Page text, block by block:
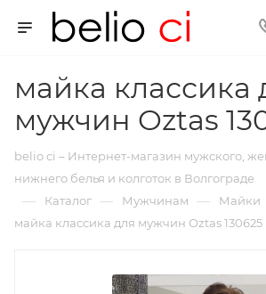
майка классика
мужчин Oztas
belio ci – Интернет-магазин мужского,
нижнего белья и колготок в Волгограде
— Каталог — Мужчинам — Майки
майка классика для мужчин Oztas 130625